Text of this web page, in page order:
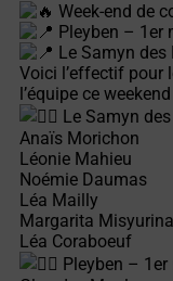
Week-end de
Pleyben – 1er
Le Samyn
Voici l’effectif pour
l’équipe ce weekend
Le Samyn
Anaïs Morichon
Léonie Mahieu
Noémie Daumas
Léa Mailly
Margarita Misyurina
Léa Coraboeuf
Pleyben –